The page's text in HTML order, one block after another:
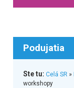
Podujatia
Ste tu: Celá SR»
workshopy